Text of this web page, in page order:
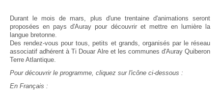
Durant le mois de mars, plus d'une trentaine d'animations seront
proposées en pays d'Auray pour découvrir et mettre en lumière la
langue bretonne.
Des rendez-vous pour tous, petits et grands, organisés par le réseau
associatif adhérent à Ti Douar Alre et les communes d'Auray Quiberon
Terre Atlantique.
Pour découvrir le programme, cliquez sur l'icône ci-dessous :
En Français :